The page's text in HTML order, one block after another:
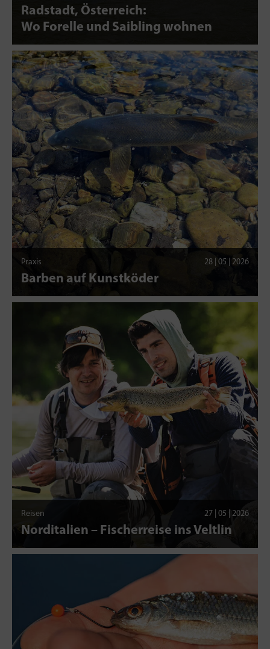
Radstadt, Österreich:
Wo Forelle und Saibling wohnen
Praxis 28 | 05 | 2026
Barben auf Kunstköder
Reisen 27 | 05 | 2026
Norditalien – Fischerreise ins Veltlin